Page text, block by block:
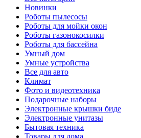
Новинки
Роботы пылесосы
Роботы для мойки окон
Роботы газонокосилки
Роботы для бассейна
Умный дом
Умные устройства
Все для авто
Климат
Фото и видеотехника
Подарочные наборы
Электронные крышки биде
Электронные унитазы
Бытовая техника
Товары для дома